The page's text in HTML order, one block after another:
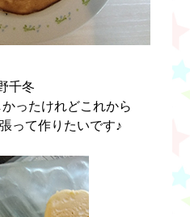
千冬
ったけれどこれから
って作りたいです♪